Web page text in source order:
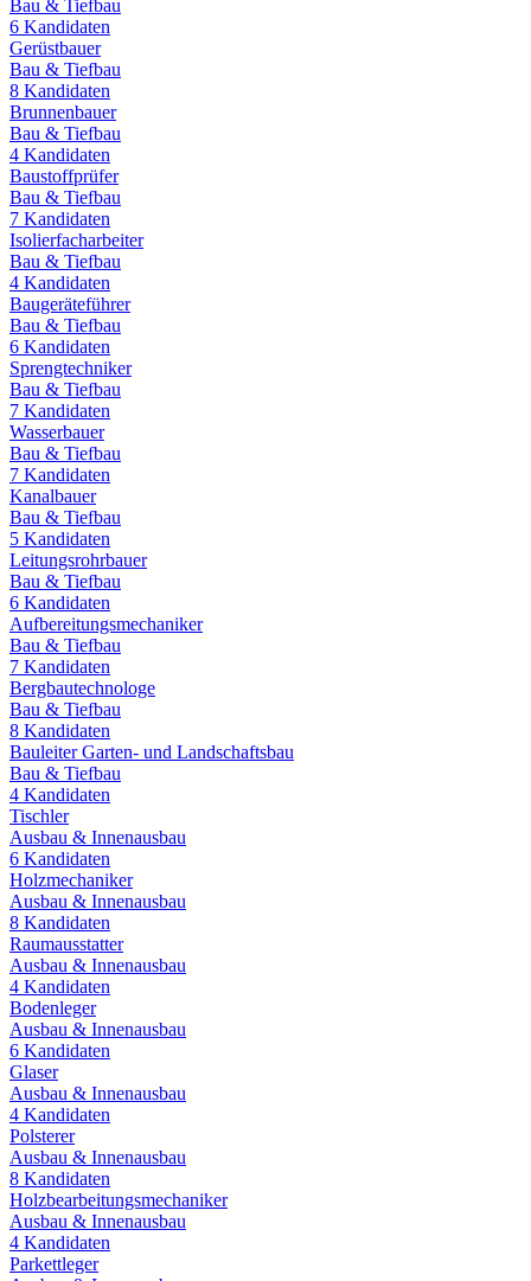
Bau & Tiefbau
6 Kandidaten
Gerüstbauer
Bau & Tiefbau
8 Kandidaten
Brunnenbauer
Bau & Tiefbau
4 Kandidaten
Baustoffprüfer
Bau & Tiefbau
7 Kandidaten
Isolierfacharbeiter
Bau & Tiefbau
4 Kandidaten
Baugeräteführer
Bau & Tiefbau
6 Kandidaten
Sprengtechniker
Bau & Tiefbau
7 Kandidaten
Wasserbauer
Bau & Tiefbau
7 Kandidaten
Kanalbauer
Bau & Tiefbau
5 Kandidaten
Leitungsrohrbauer
Bau & Tiefbau
6 Kandidaten
Aufbereitungsmechaniker
Bau & Tiefbau
7 Kandidaten
Bergbautechnologe
Bau & Tiefbau
8 Kandidaten
Bauleiter Garten- und Landschaftsbau
Bau & Tiefbau
4 Kandidaten
Tischler
Ausbau & Innenausbau
6 Kandidaten
Holzmechaniker
Ausbau & Innenausbau
8 Kandidaten
Raumausstatter
Ausbau & Innenausbau
4 Kandidaten
Bodenleger
Ausbau & Innenausbau
6 Kandidaten
Glaser
Ausbau & Innenausbau
4 Kandidaten
Polsterer
Ausbau & Innenausbau
8 Kandidaten
Holzbearbeitungsmechaniker
Ausbau & Innenausbau
4 Kandidaten
Parkettleger